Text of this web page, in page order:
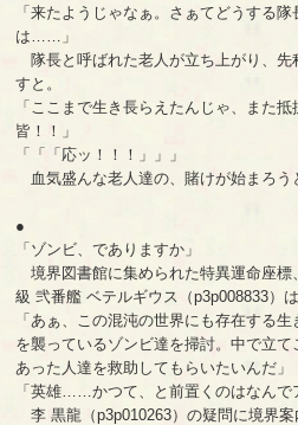
「来たようじゃなぁ。さぁてどうする
は……」
隊長と呼ばれた老人が立ち上がり、先
すと。
「ここまで生き長らえたんじゃ、また
皆！！」
「「「応ッ！！！」」」
血気盛んな老人達の、賭けが始まろう
●
「ゾンビ、でありますか」
境界図書館に集められた特異運命座標
級 弐番艦 ベテルギウス（p3p008833）
「あぁ、この混沌の世界にも存在する
を襲っているゾンビ達を掃討。中で立
あった人達を救助してもらいたいんだ」
「英雄……かつて、と前置くのはなんで
李 黒龍（p3p010263）の疑問に境界